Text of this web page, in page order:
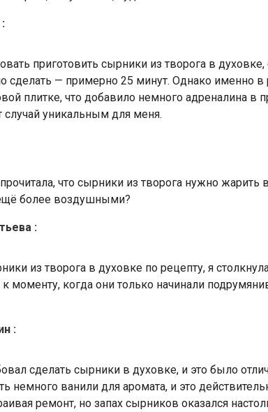
:
приготовить сырники из творога в
сделать — примерно 25 минут. Однако именно в
плитке, что добавило немного
случай уникальным для меня.
что сырники из творога нужно жарить
более воздушными?
:
из творога в духовке по рецепту, я
к моменту, когда они только начинали
:
сделать сырники в духовке, и это было
немного ванили для аромата, и это
ремонт, но запах сырников оказался